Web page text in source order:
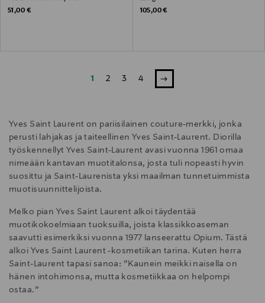
Original Price
51,00 €
Original Price
105,00 €
1 2 3 4
Yves Saint Laurent on pariisilainen couture-merkki, jonka
perusti lahjakas ja taiteellinen Yves Saint-Laurent. Diorilla
työskennellyt Yves Saint-Laurent avasi vuonna 1961 omaa
nimeään kantavan muotitalonsa, josta tuli nopeasti hyvin
suosittu ja Saint-Laurenista yksi maailman tunnetuimmista
muotisuunnittelijoista.
Melko pian Yves Saint Laurent alkoi täydentää
muotikokoelmiaan tuoksuilla, joista klassikkoaseman
saavutti esimerkiksi vuonna 1977 lanseerattu Opium. Tästä
alkoi Yves Saint Laurent -kosmetiikan tarina. Kuten herra
Saint-Laurent tapasi sanoa: ”Kaunein meikki naisella on
hänen intohimonsa, mutta kosmetiikkaa on helpompi
ostaa.”